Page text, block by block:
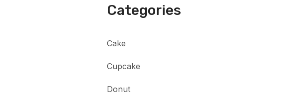
Categories
Cake
Cupcake
Donut